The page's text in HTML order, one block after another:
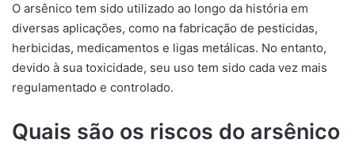
O arsênico tem sido utilizado ao longo da história em
diversas aplicações, como na fabricação de pesticidas,
herbicidas, medicamentos e ligas metálicas. No entanto,
devido à sua toxicidade, seu uso tem sido cada vez mais
regulamentado e controlado.
Quais são os riscos do arsênico